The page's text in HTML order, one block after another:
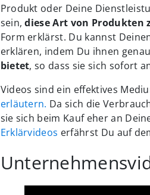
Produkt oder Deine
sein,diese Art von Produkten
Form erklärst. Du kannst
erklären, indem Du ihnen
bietet, so dass sie sich sofort
Videos sind ein effektives
erläutern. Da sich die
sie sich beim Kauf eher an
Erklärvideos erfährst Du auf